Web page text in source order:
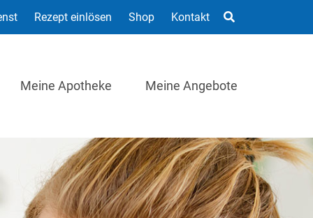
Rezept einlösen Shop Kontakt
Meine Apotheke Meine Angebote